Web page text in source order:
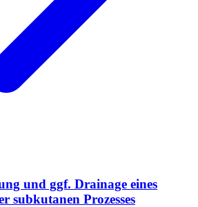
und ggf. Drainage eines
subkutanen Prozesses